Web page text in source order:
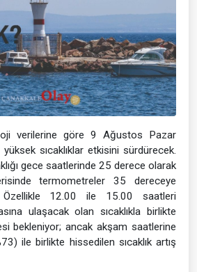
verilerine göre 9 Ağustos Pazar
sıcaklıklar etkisini sürdürecek.
gece saatlerinde 25 derece olarak
termometreler 35 dereceye
Özellikle 12.00 ile 15.00 saatleri
ulaşacak olan sıcaklıkla birlikte
bekleniyor; ancak akşam saatlerine
ile birlikte hissedilen sıcaklık artış